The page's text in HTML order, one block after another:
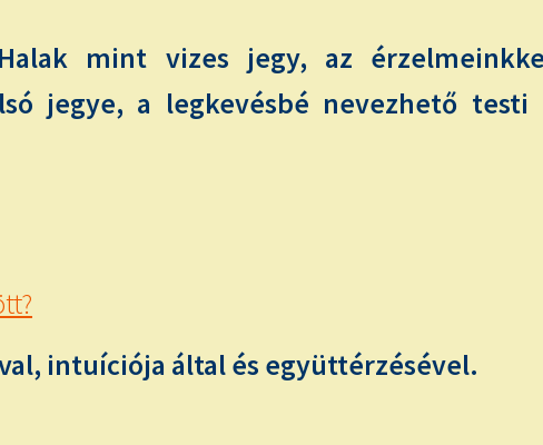
mint vizes jegy, az
jegye, a legkevésbé nevezhető testi
intuíciója által és együttérzésével.